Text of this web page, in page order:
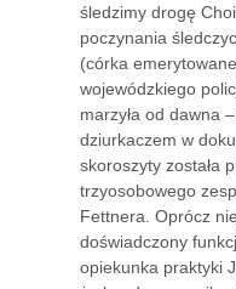
śledzimy drogę
poczynania
(córka
wojewódzkiego
marzyła od dawna
dziurkaczem w
skoroszyty została
trzyosobowego
Fettnera. Oprócz
doświadczony
opiekunka praktyki